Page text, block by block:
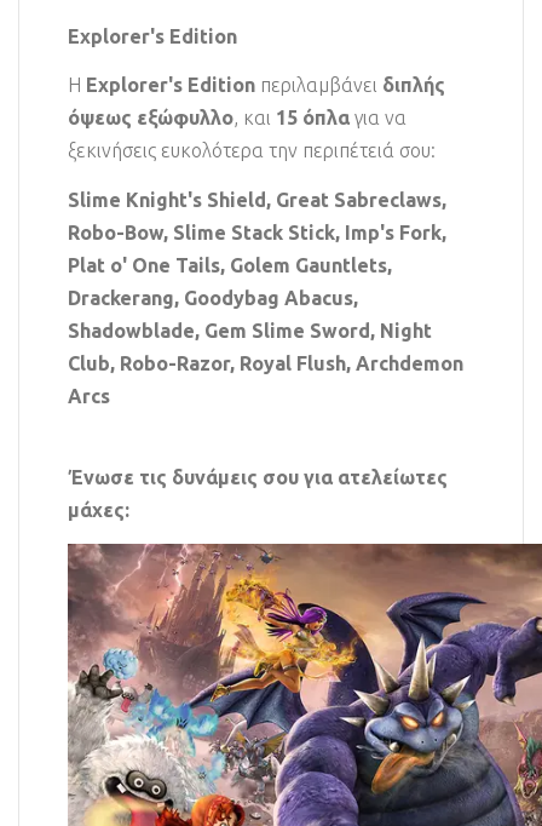
Explorer's Edition
Η Explorer's Edition περιλαμβάνει διπλής
όψεως εξώφυλλο, και 15 όπλα για να
ξεκινήσεις ευκολότερα την περιπέτειά σου:
Slime Knight's Shield, Great Sabreclaws,
Robo-Bow, Slime Stack Stick, Imp's Fork,
Plat o' One Tails, Golem Gauntlets,
Drackerang, Goodybag Abacus,
Shadowblade, Gem Slime Sword, Night
Club, Robo-Razor, Royal Flush, Archdemon
Arcs
Ένωσε τις δυνάμεις σου για ατελείωτες
μάχες: